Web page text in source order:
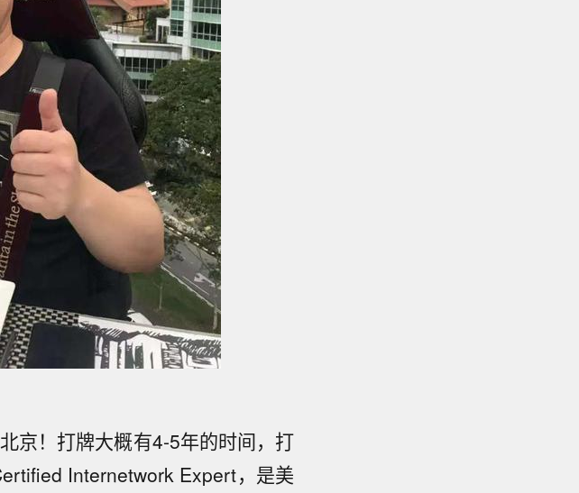
京！打牌大概有4-5年的时间，打
Internetwork Expert，是美